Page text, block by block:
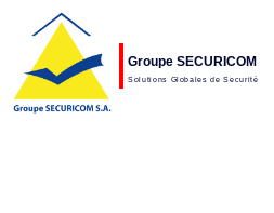
Groupe SECURICOM
Solutions Globales de Securité